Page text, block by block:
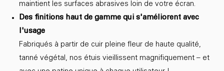
maintient les surfaces abrasives loin de votre écran.
Des finitions haut de gamme qui s'améliorent avec
l'usage
Fabriqués à partir de cuir pleine fleur de haute qualité,
tanné végétal, nos étuis vieillissent magnifiquement – et